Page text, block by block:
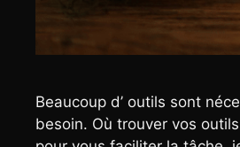
Beaucoup d’ outils sont
besoin. Où trouver vos